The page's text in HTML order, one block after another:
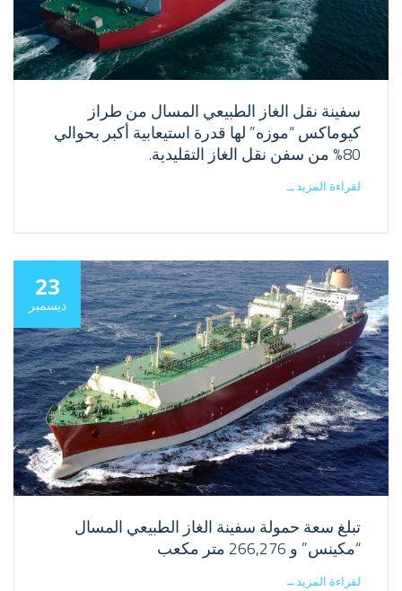
سفينة نقل الغاز الطبيعي المسال من طراز
كيوماكس “موزه” لها قدرة استيعابية أكبر بحوالي
80% من سفن نقل الغاز التقليدية.
لقراءة المزيد→
23
ديسمبر
تبلغ سعة حمولة سفينة الغاز الطبيعي المسال
“مكينس” و 266,276 متر مكعب
لقراءة المزيد→